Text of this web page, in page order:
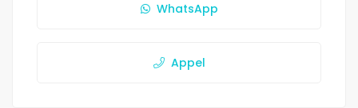
WhatsApp
Appel